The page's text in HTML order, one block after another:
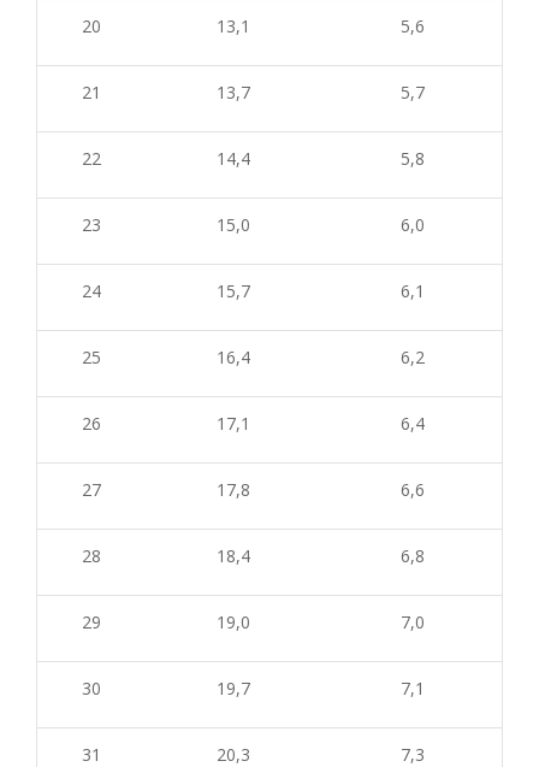
20 13,1 5,6
21 13,7 5,7
22 14,4 5,8
23 15,0 6,0
24 15,7 6,1
25 16,4 6,2
26 17,1 6,4
27 17,8 6,6
28 18,4 6,8
29 19,0 7,0
30 19,7 7,1
31 20,3 7,3